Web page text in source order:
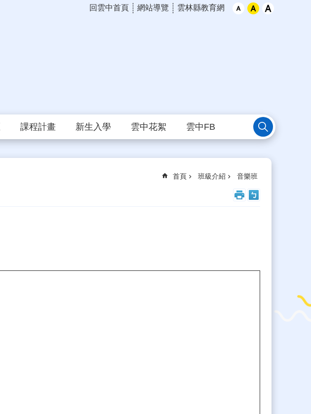
回雲中首頁 網站導覽 雲林縣教育網
課程計畫 新生入學 雲中花絮 雲中FB
首頁 班級介紹 音樂班